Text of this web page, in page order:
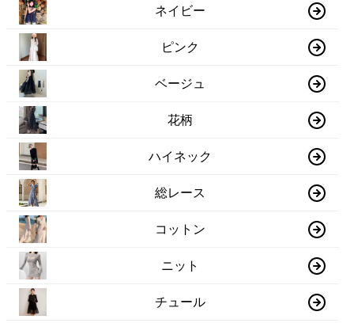
ネイビー
ピンク
ベージュ
花柄
ハイネック
総レース
コットン
ニット
チュール